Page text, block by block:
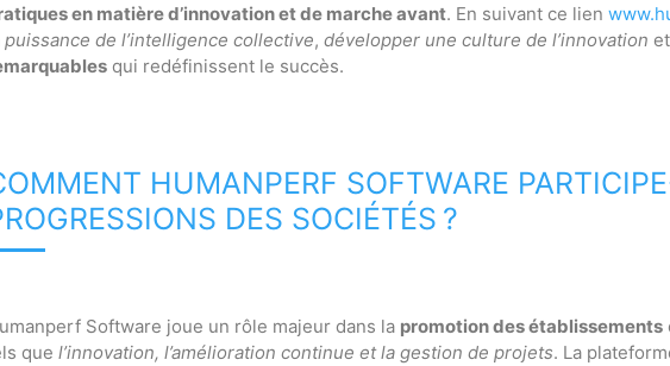
en matière d’innovation et de marche avant. En suivant ce lien
puissance de l’intelligence collective, développer une culture de l’innovation et
qui redéfinissent le succès.
HUMANPERF SOFTWARE
DES SOCIÉTÉS ?
Software joue un rôle majeur dans la promotion des établissements
que l’innovation, l’amélioration continue et la gestion de projets. La